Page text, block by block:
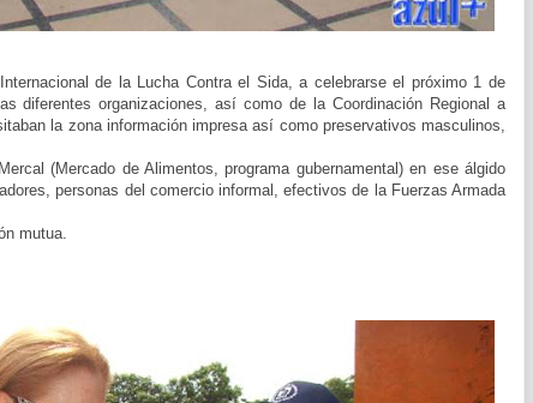
de la Lucha Contra el Sida, a celebrarse el próximo 1 de
diferentes organizaciones, así como de la Coordinación Regional a
la zona información impresa así como preservativos masculinos,
(Mercado de Alimentos, programa gubernamental) en ese álgido
personas del comercio informal, efectivos de la Fuerzas Armada
mutua.